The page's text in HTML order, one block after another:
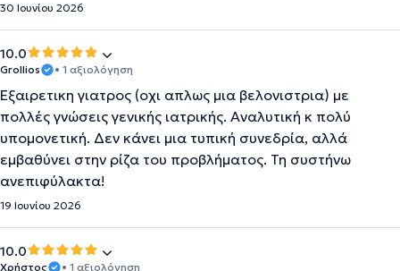
30 Ιουνίου 2026
10.0
Grollios • 1 αξιολόγηση
Εξαιρετικη γιατρος (οχι απλως μια βελονιστρια) με
πολλές γνώσεις γενικής ιατρικής. Αναλυτική κ πολύ
υπομονετική. Δεν κάνει μια τυπική συνεδρία, αλλά
εμβαθύνει στην ρίζα του προβλήματος. Τη συστήνω
ανεπιφύλακτα!
19 Ιουνίου 2026
10.0
Χρήστος • 1 αξιολόγηση